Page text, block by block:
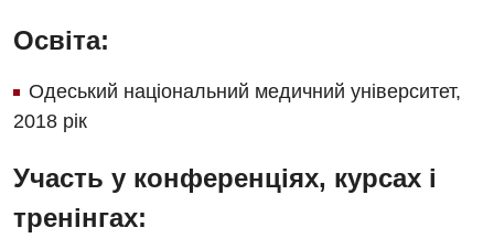
Кардіохірургія
Медична психологія
Неврологія
Нейрохірургія
Освіта:
Одеський національний медичний університет,
2018 рік
Участь у конференціях, курсах і
тренінгах: